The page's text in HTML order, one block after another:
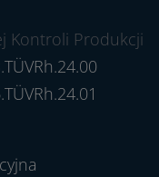
Kontroli Produkcji